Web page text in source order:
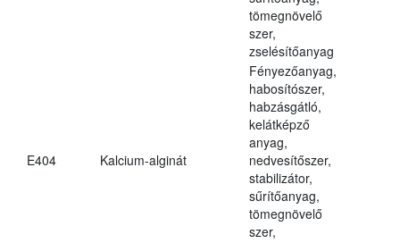
tömegnövelő
szer,
zselésítőanyag
E404 Kalcium-alginát
Fényezőanyag,
habosítószer,
habzásgátló,
kelátképző
anyag,
nedvesítőszer,
stabilizátor,
sűrítőanyag,
tömegnövelő
szer,